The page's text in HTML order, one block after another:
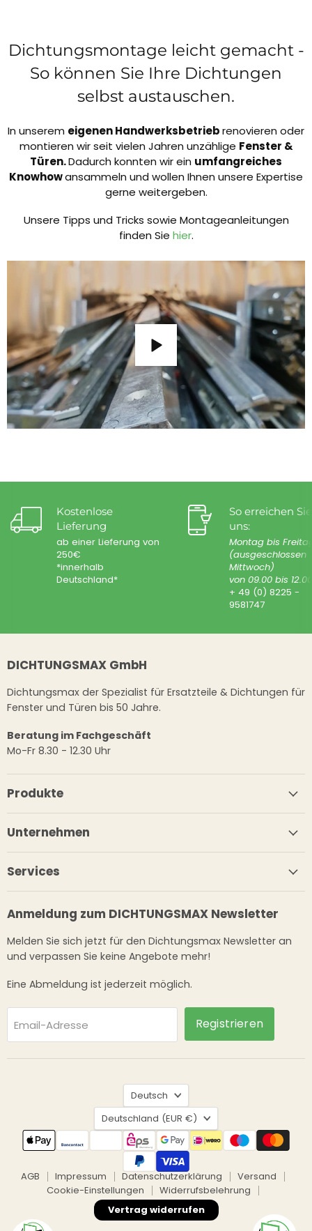
Dichtungsmontage leicht gemacht -
So können Sie Ihre Dichtungen
selbst austauschen.
In unserem eigenen Handwerksbetriebrenovieren oder
montieren wir seit vielen Jahren unzählige Fenster &
Türen.Dadurch konnten wir ein umfangreiches
Knowhowansammeln und wollen Ihnen unsere Expertise
gerne weitergeben.
Unsere Tipps und Tricks sowie Montageanleitungen
finden Sie hier.
Kostenlose
Lieferung
ab einer Lieferung von
250€
*innerhalb
Deutschland*
So erreichen Sie
uns:
Montag bis
(ausgeschlossen
Mittwoch)
von 09.00 bis
+ 49 (0) 8225 -
9581747
DICHTUNGSMAX GmbH
Dichtungsmax der Spezialist für Ersatzteile & Dichtungen für
Fenster und Türen bis 50 Jahre.
Beratung im Fachgeschäft
Mo-Fr 8.30 - 12.30 Uhr
Produkte
Unternehmen
Services
Anmeldung zum DICHTUNGSMAX Newsletter
Melden Sie sich jetzt für den Dichtungsmax Newsletter an
und verpassen Sie keine Angebote mehr!
Eine Abmeldung ist jederzeit möglich.
Email-Adresse Registrieren
Sprache
Deutsch
Land
Deutschland (EUR €)
AGB Impressum Datenschutzerklärung
Versand
Cookie-Einstellungen
Widerrufsbelehrung
Vertrag widerrufen